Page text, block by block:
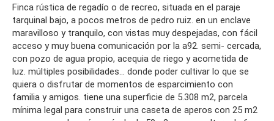
finca rústica de regadío o de recreo, situada en el paraje
tarquinal bajo, a pocos metros de pedro ruiz. en un enclave
maravilloso y tranquilo, con vistas muy despejadas, con fácil
acceso y muy buena comunicación por la a92. semi- cercada,
con pozo de agua propio, acequia de riego y acometida de
luz. múltiples posibilidades… donde poder cultivar lo que se
quiera o disfrutar de momentos de esparcimiento con
familia y amigos. tiene una superficie de 5.308 m2, parcela
mínima legal para construir una caseta de aperos con 25 m2